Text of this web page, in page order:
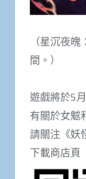
（星沉夜
間。）
遊戲將於5
有關於女魃
請關注《妖
下載商店頁